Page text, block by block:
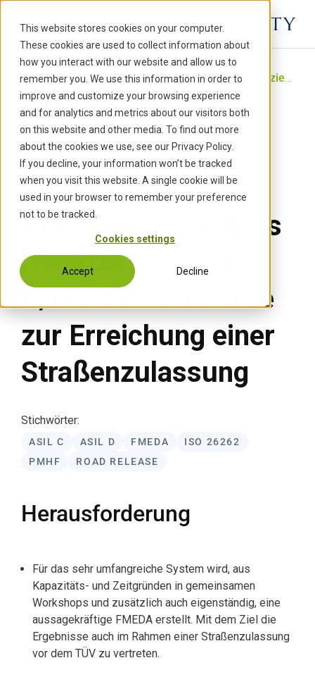
This website stores cookies on your computer.
These cookies are used to collect information about
how you interact with our website and allow us to
remember you. We use this information in order to
improve and customize your browsing experience
and for analytics and metrics about our visitors both
on this website and other media. To find out more
about the cookies we use, see our Privacy Policy.
If you decline, your information won’t be tracked
when you visit this website. A single cookie will be
used in your browser to remember your preference
not to be tracked.
Cookies settings
Accept Decline
Start›Projects› FMEDA für ASIL-C/D-Sicherheitsziele & Straßenzulassung
Erstellung einer
Failure Modes,
Effects and
Diagnostics Analysis
(FMEDA) für ASIL-
C/D Sicherheitsziele
zur Erreichung einer
Straßenzulassung
Stichwörter:
ASIL C ASIL D FMEDA
ISO 26262
PMHF
ROAD RELEASE
Herausforderung
Für das sehr umfangreiche System wird, aus
Kapazitäts- und Zeitgründen in gemeinsamen
Workshops und zusätzlich auch eigenständig, eine
aussagekräftige FMEDA erstellt. Mit dem Ziel die
Ergebnisse auch im Rahmen einer Straßenzulassung
vor dem TÜV zu vertreten.